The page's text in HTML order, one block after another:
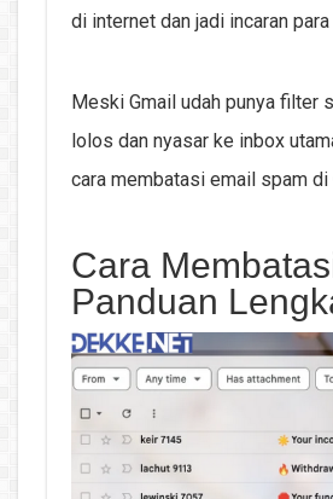
di internet dan jadi incaran
Meski Gmail udah punya filter
lolos dan nyasar ke inbox
cara membatasi email spam
Cara
Panduan